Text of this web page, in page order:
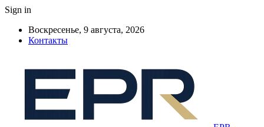
Sign in
Воскресенье, 9 августа, 2026
Контакты